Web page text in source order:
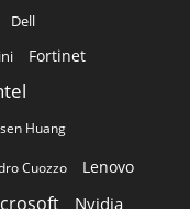
Dell
Fortinet
Huang
Cuozzo Lenovo
Nvidia